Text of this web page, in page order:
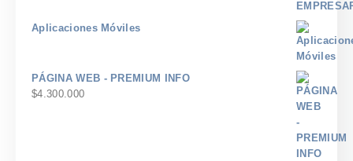
hasta
precios:
Aplicaciones Móviles
PÁGINA WEB - PREMIUM INFO
$4.300.000